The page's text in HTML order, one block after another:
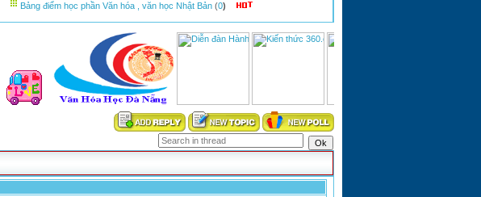
Bảng điểm học phần Văn hóa , văn học Nhật Bản (0)